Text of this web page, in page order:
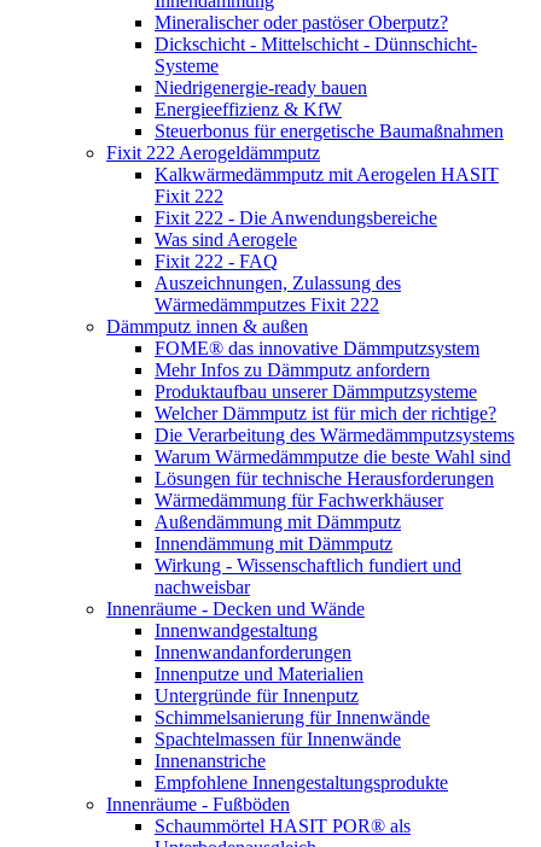
Mineralischer oder pastöser Oberputz?
Dickschicht - Mittelschicht - Dünnschicht-
Systeme
Niedrigenergie-ready bauen
Energieeffizienz & KfW
Steuerbonus für energetische Baumaßnahmen
Fixit 222 Aerogeldämmputz
Kalkwärmedämmputz mit Aerogelen HASIT
Fixit 222
Fixit 222 - Die Anwendungsbereiche
Was sind Aerogele
Fixit 222 - FAQ
Auszeichnungen, Zulassung des
Wärmedämmputzes Fixit 222
Dämmputz innen & außen
FOME® das innovative Dämmputzsystem
Mehr Infos zu Dämmputz anfordern
Produktaufbau unserer Dämmputzsysteme
Welcher Dämmputz ist für mich der richtige?
Die Verarbeitung des Wärmedämmputzsystems
Warum Wärmedämmputze die beste Wahl sind
Lösungen für technische Herausforderungen
Wärmedämmung für Fachwerkhäuser
Außendämmung mit Dämmputz
Innendämmung mit Dämmputz
Wirkung - Wissenschaftlich fundiert und
nachweisbar
Innenräume - Decken und Wände
Innenwandgestaltung
Innenwandanforderungen
Innenputze und Materialien
Untergründe für Innenputz
Schimmelsanierung für Innenwände
Spachtelmassen für Innenwände
Innenanstriche
Empfohlene Innengestaltungsprodukte
Innenräume - Fußböden
Schaummörtel HASIT POR® als